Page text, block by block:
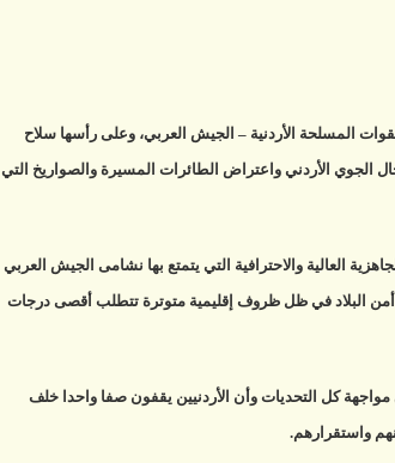
المسلحة الأردنية – الجيش العربي، وعلى رأسها سلاح
الجوي الأردني واعتراض الطائرات المسيرة والصواريخ التي
العالية والاحترافية التي يتمتع بها نشامى الجيش العربي
أمن البلاد في ظل ظروف إقليمية متوترة تتطلب أقصى درجات
كل التحديات وأن الأردنيين يقفون صفا واحدا خلف
واستقرارهم.